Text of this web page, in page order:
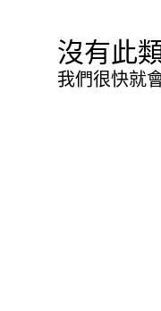
沒有此
我們很快就